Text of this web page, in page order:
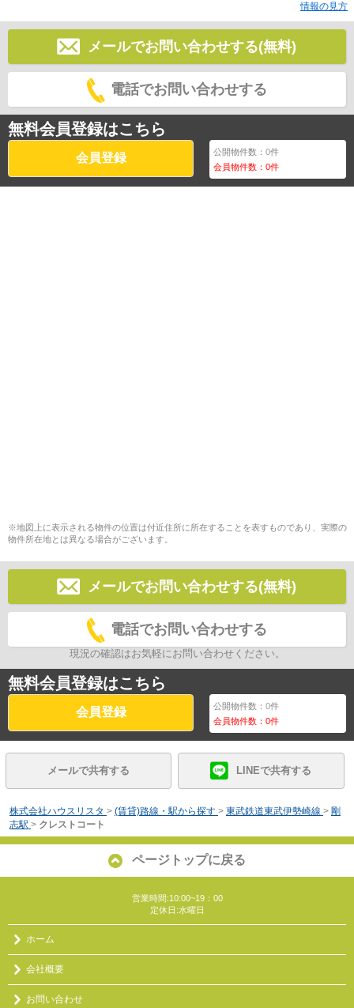
情報の見方
メールでお問い合わせする(無料)
電話でお問い合わせする
無料会員登録はこちら
会員登録 公開物件数：0件
会員物件数：0件
※地図上に表示される物件の位置は付近住所に所在することを表すものであり、実際の
物件所在地とは異なる場合がございます。
メールでお問い合わせする(無料)
電話でお問い合わせする
現況の確認はお気軽にお問い合わせください。
無料会員登録はこちら
会員登録 公開物件数：0件
会員物件数：0件
メールで共有する LINEで共有する
株式会社ハウスリスタ > (賃貸)路線・駅から探す > 東武鉄道東武伊勢崎線 > 剛
志駅 > クレストコート
ページトップに戻る
営業時間:10:00~19：00
定休日:水曜日
ホーム
会社概要
お問い合わせ